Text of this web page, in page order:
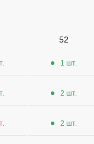
52
1 шт.
2 шт.
2 шт.